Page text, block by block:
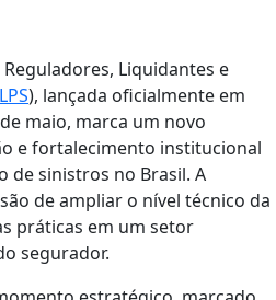
Liquidantes e
), lançada oficialmente em
maio, marca um novo
e fortalecimento institucional
de sinistros no Brasil. A
de ampliar o nível técnico da
práticas em um setor
segurador.